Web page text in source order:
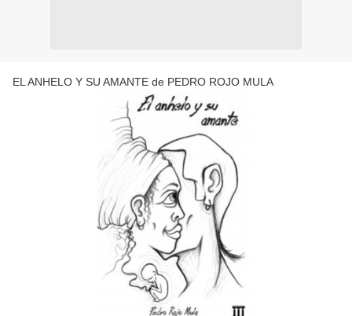
EL ANHELO Y SU AMANTE de PEDRO ROJO MULA